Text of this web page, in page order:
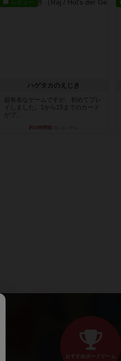
レビュー
ハゲタカのえじき
超有名なゲームですが、初めてプレ
イしました。1から15までのカード
がプ...
約16時間前
おすすめボードゲーム